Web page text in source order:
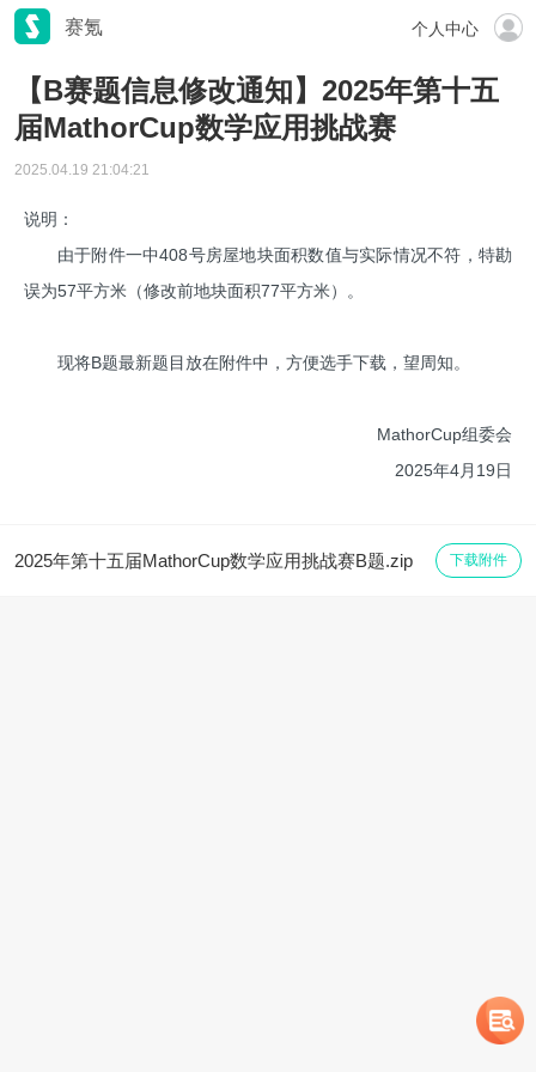
赛氪 个人中心
【B赛题信息修改通知】2025年第十五
届MathorCup数学应用挑战赛
2025.04.19 21:04:21
说明：
由于附件一中408号房屋地块面积数值与实际情况不符，特勘
误为57平方米（修改前地块面积77平方米）。
现将B题最新题目放在附件中，方便选手下载，望周知。
MathorCup组委会
2025年4月19日
2025年第十五届MathorCup数学应用挑战赛B题.zip 下载附件